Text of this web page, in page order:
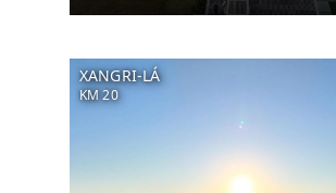
XANGRI-LÁ
KM 20